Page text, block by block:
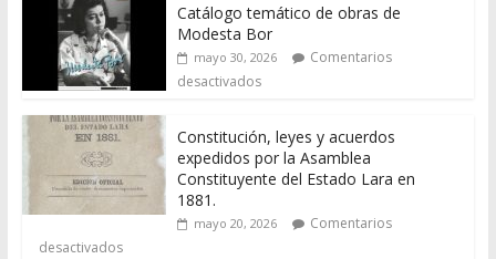
Catálogo temático de obras de
Modesta Bor
mayo 30, 2026
Comentarios
desactivados
Constitución, leyes y acuerdos
expedidos por la Asamblea
Constituyente del Estado Lara en
1881.
mayo 20, 2026
Comentarios
desactivados